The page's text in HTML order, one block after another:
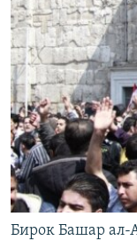
Бирок Башар ал-